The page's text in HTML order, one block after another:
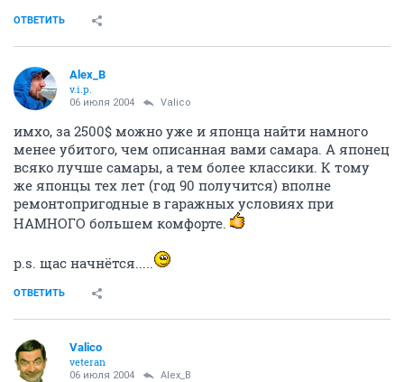
ОТВЕТИТЬ
Alex_B
v.i.p.
06 июля 2004 Valico
имхо, за 2500$ можно уже и японца найти намного
менее убитого, чем описанная вами самара. А японец
всяко лучше самары, а тем более классики. К тому
же японцы тех лет (год 90 получится) вполне
ремонтопригодные в гаражных условиях при
НАМНОГО большем комфорте.
p.s. щас начнётся.....
ОТВЕТИТЬ
Valico
veteran
06 июля 2004 Alex_B